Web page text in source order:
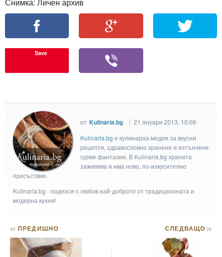
Save
от Kulinaria.bg
21 януари 2013, 10:06
Kulinaria.bg e кулинарна медия за вкусни
рецепти, здравословно хранене и изтънчени
гурме фантазии. В Kulinaria.bg храната
заживява и има ново, по-изкусително
присъствие.
Kulinaria.bg - поднася с любов най-доброто от традиционната и
модерна кухня!
<< ПРЕДИШНО СЛЕДВАЩО>>